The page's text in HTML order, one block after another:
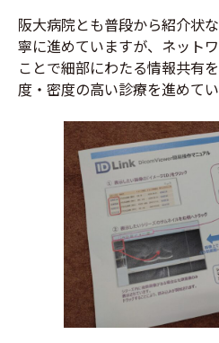
阪大病院とも普段から紹介状
寧に進めていますが、ネット
ことで細部にわたる情報共有
度・密度の高い診療を進めてい